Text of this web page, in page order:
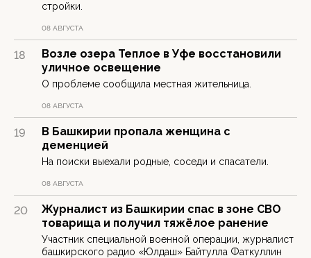
стройки.
08 АВГУСТА
18
Возле озера Теплое в Уфе восстановили
уличное освещение
О проблеме сообщила местная жительница.
08 АВГУСТА
19
В Башкирии пропала женщина с
деменцией
На поиски выехали родные, соседи и спасатели.
08 АВГУСТА
20
Журналист из Башкирии спас в зоне СВО
товарища и получил тяжёлое ранение
Участник специальной военной операции, журналист
башкирского радио «Юлдаш» Байтулла Фаткуллин